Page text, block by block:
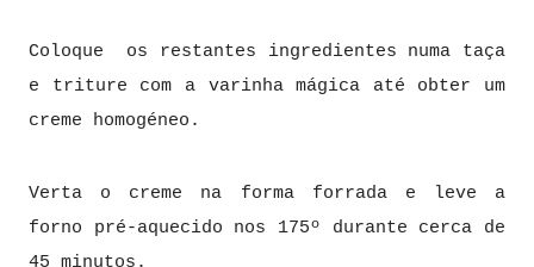
Coloque os restantes ingredientes numa taça
e triture com a varinha mágica até obter um
creme homogéneo.
Verta o creme na forma forrada e leve a
forno pré-aquecido nos 175º durante cerca de